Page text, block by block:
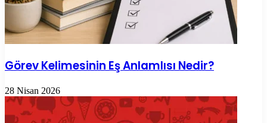
Görev Kelimesinin Eş Anlamlısı Nedir?
28 Nisan 2026